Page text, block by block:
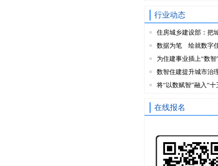
行业动态
住房城乡建设部：把
数据为笔 绘就数字
为住建事业插上“数智
数智住建提升城市治
将“以数赋智”融入“十
在线报名